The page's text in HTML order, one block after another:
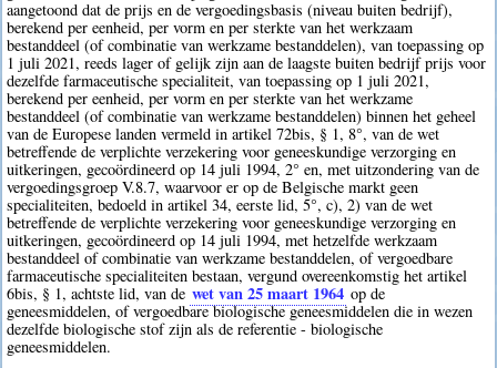
aangetoond dat de prijs en de vergoedingsbasis (niveau buiten bedrijf),
berekend per eenheid, per vorm en per sterkte van het werkzaam
bestanddeel (of combinatie van werkzame bestanddelen), van toepassing op
1 juli 2021, reeds lager of gelijk zijn aan de laagste buiten bedrijf prijs voor
dezelfde farmaceutische specialiteit, van toepassing op 1 juli 2021,
berekend per eenheid, per vorm en per sterkte van het werkzame
bestanddeel (of combinatie van werkzame bestanddelen) binnen het geheel
van de Europese landen vermeld in artikel 72bis, § 1, 8°, van de wet
betreffende de verplichte verzekering voor geneeskundige verzorging en
uitkeringen, gecoördineerd op 14 juli 1994, 2° en, met uitzondering van de
vergoedingsgroep V.8.7, waarvoor er op de Belgische markt geen
specialiteiten, bedoeld in artikel 34, eerste lid, 5°, c), 2) van de wet
betreffende de verplichte verzekering voor geneeskundige verzorging en
uitkeringen, gecoördineerd op 14 juli 1994, met hetzelfde werkzaam
bestanddeel of combinatie van werkzame bestanddelen, of vergoedbare
farmaceutische specialiteiten bestaan, vergund overeenkomstig het artikel
6bis, § 1, achtste lid, van de wet van 25 maart 1964 op de
geneesmiddelen, of vergoedbare biologische geneesmiddelen die in wezen
dezelfde biologische stof zijn als de referentie - biologische
geneesmiddelen.